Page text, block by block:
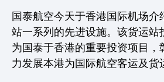
国泰航空今天于香港国际机场介
站一系列的先进设施。该货运站
为国泰于香港的重要投资项目，
力发展本港为国际航空客运及货